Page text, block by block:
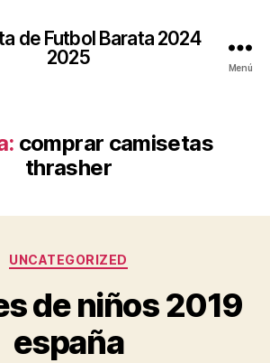
de Futbol Barata 2024
2025
Menú
comprar camisetas
thrasher
Categorías
UNCATEGORIZED
de niños 2019
españa